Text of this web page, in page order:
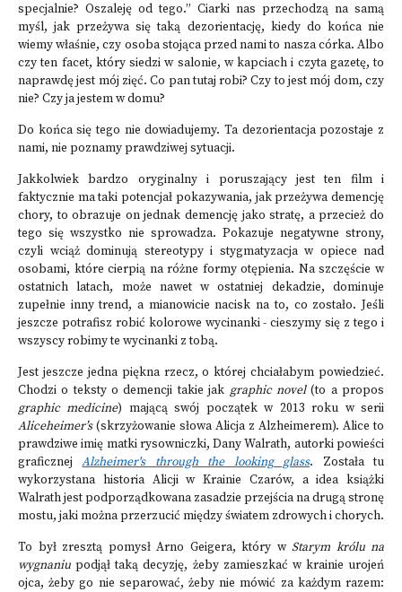
specjalnie? Oszaleję od tego.” Ciarki nas przechodzą na samą
myśl, jak przeżywa się taką dezorientację, kiedy do końca nie
wiemy właśnie, czy osoba stojąca przed nami to nasza córka. Albo
czy ten facet, który siedzi w salonie, w kapciach i czyta gazetę, to
naprawdę jest mój zięć. Co pan tutaj robi? Czy to jest mój dom, czy
nie? Czy ja jestem w domu?
Do końca się tego nie dowiadujemy. Ta dezorientacja pozostaje z
nami, nie poznamy prawdziwej sytuacji.
Jakkolwiek bardzo oryginalny i poruszający jest ten film i
faktycznie ma taki potencjał pokazywania, jak przeżywa demencję
chory, to obrazuje on jednak demencję jako stratę, a przecież do
tego się wszystko nie sprowadza. Pokazuje negatywne strony,
czyli wciąż dominują stereotypy i stygmatyzacja w opiece nad
osobami, które cierpią na różne formy otępienia. Na szczęście w
ostatnich latach, może nawet w ostatniej dekadzie, dominuje
zupełnie inny trend, a mianowicie nacisk na to, co zostało. Jeśli
jeszcze potrafisz robić kolorowe wycinanki - cieszymy się z tego i
wszyscy robimy te wycinanki z tobą.
Jest jeszcze jedna piękna rzecz, o której chciałabym powiedzieć.
Chodzi o teksty o demencji takie jak graphic novel(to a propos
graphic medicine) mającą swój początek w 2013 roku w serii
Aliceheimer’s(skrzyżowanie słowa Alicja z Alzheimerem). Alice to
prawdziwe imię matki rysowniczki, Dany Walrath, autorki powieści
graficznejAlzheimer's through the looking glass. Została tu
wykorzystana historia Alicji w Krainie Czarów, a idea książki
Walrath jest podporządkowana zasadzie przejścia na drugą stronę
mostu, jaki można przerzucić między światem zdrowych i chorych.
To był zresztą pomysł Arno Geigera, który w Starym królu na
wygnaniu podjął taką decyzję, żeby zamieszkać w krainie urojeń
ojca, żeby go nie separować, żeby nie mówić za każdym razem: